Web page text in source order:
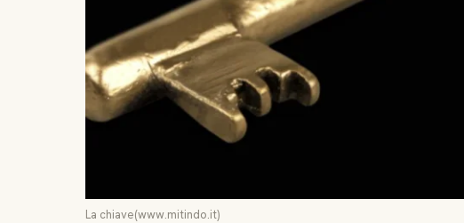
La chiave(www.mitindo.it)